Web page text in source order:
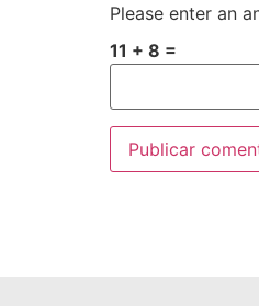
Please enter an
11 + 8 =